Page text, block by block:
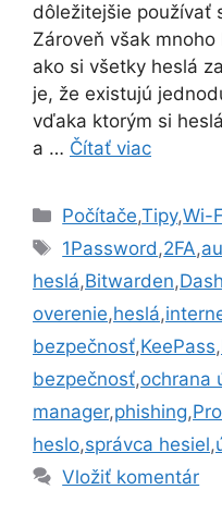
dôležitejšie používať
Zároveň však
ako si všetky heslá
je, že existujú
vďaka ktorým si
a … Čítať viac
Kategórie
Počítače,Tipy,Wi-
Značky
1Password,2FA,
heslá,Bitwarden,
overenie,heslá,
bezpečnosť,KeePass,
bezpečnosť,ochrana
manager,phishing,
heslo,správca hesiel,
Vložiť komentár